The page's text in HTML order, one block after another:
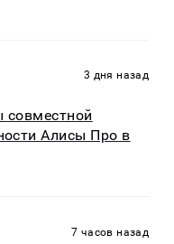
3 дня назад
совместной
Алисы Про в
7 часов назад